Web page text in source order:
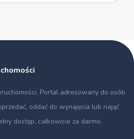
. Portal adresowany do osób
oddać do wynajęcia lub nająć
dostęp, całkowicie za darmo.